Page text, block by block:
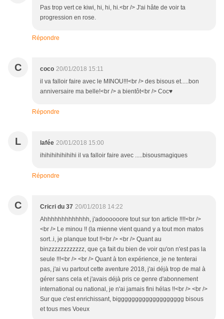
Pas trop vert ce kiwi, hi, hi, hi.<br /> J'ai hâte de voir ta
progression en rose.
Répondre
C coco 20/01/2018 15:11
il va falloir faire avec le MINOU!!!<br /> des bisous et.....bon
anniversaire ma belle!<br /> a bientôt<br /> Coc♥
Répondre
L lafée 20/01/2018 15:00
ihihihihihihihi il va falloir faire avec .....bisousmagiques
Répondre
C Cricri du 37 20/01/2018 14:22
Ahhhhhhhhhhhhh, j'adoooooore tout sur ton article !!!!<br />
<br /> Le minou !! (la mienne vient quand y a tout mon matos
sort..i, je planque tout !!<br /> <br /> Quant au
binzzzzzzzzzzzz, que ça fait du bien de voir qu'on n'est pas la
seule !!!<br /> <br /> Quant à ton expérience, je ne tenterai
pas, j'ai vu partout cette aventure 2018, j'ai déjà trop de mal à
gérer sans cela et j'avais déjà pris ce genre d'abonnement
international ou national, je n'ai jamais fini hélas !!<br /> <br />
Sur que c'est enrichissant, biggggggggggggggggggg bisous
et tous mes Voeux